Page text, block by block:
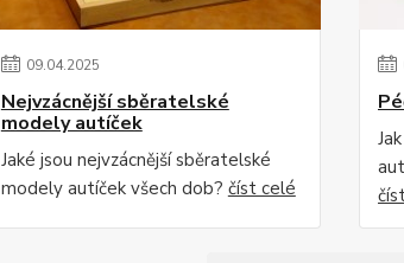
09.04.2025
Nejvzácnější sběratelské
modely autíček
Jaké jsou nejvzácnější sběratelské
modely autíček všech dob? číst celé